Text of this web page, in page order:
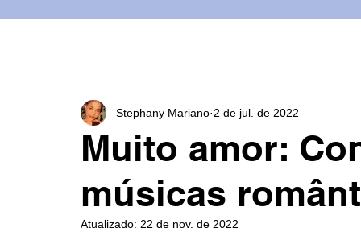
Muito amor:
músicas
Stephany Mariano 2 de jul. de 2022
Atualizado: 22 de nov. de 2022